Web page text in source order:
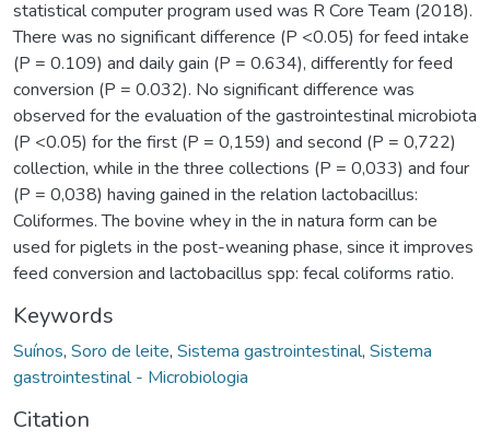
statistical computer program used was R Core Team (2018).
There was no significant difference (P <0.05) for feed intake
(P = 0.109) and daily gain (P = 0.634), differently for feed
conversion (P = 0.032). No significant difference was
observed for the evaluation of the gastrointestinal microbiota
(P <0.05) for the first (P = 0,159) and second (P = 0,722)
collection, while in the three collections (P = 0,033) and four
(P = 0,038) having gained in the relation lactobacillus:
Coliformes. The bovine whey in the in natura form can be
used for piglets in the post-weaning phase, since it improves
feed conversion and lactobacillus spp: fecal coliforms ratio.
Keywords
Suínos, Soro de leite, Sistema gastrointestinal, Sistema
gastrointestinal - Microbiologia
Citation